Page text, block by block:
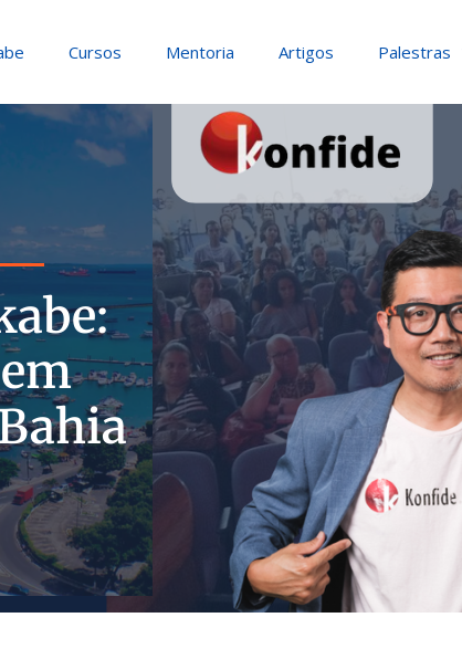
Cursos Mentoria Artigos Palestras